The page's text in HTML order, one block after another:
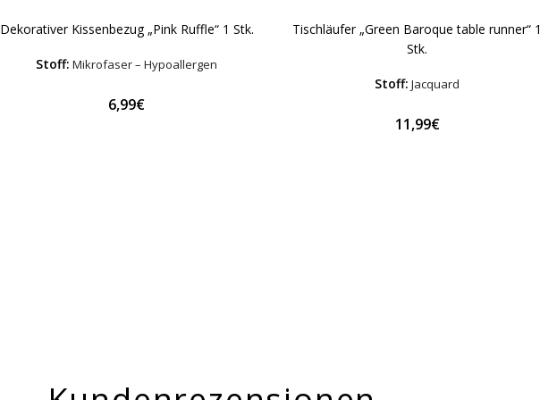
Dekorativer Kissenbezug „Pink Ruffle“ 1 Stk.
Stoff: Mikrofaser – Hypoallergen
6,99€
Tischläufer „Green Baroque table runner“ 1
Stk.
Stoff: Jacquard
11,99€